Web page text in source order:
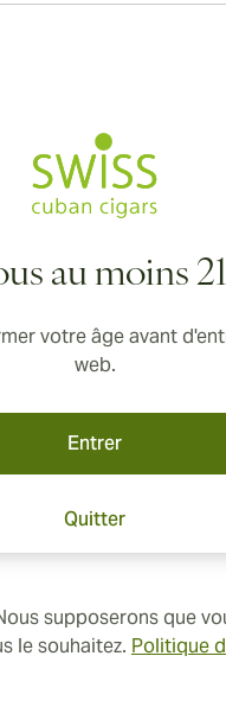
supposerons que
le souhaitez. Politique
au moins
votre âge avant
web.
Entrer
Quitter
disponible vers le